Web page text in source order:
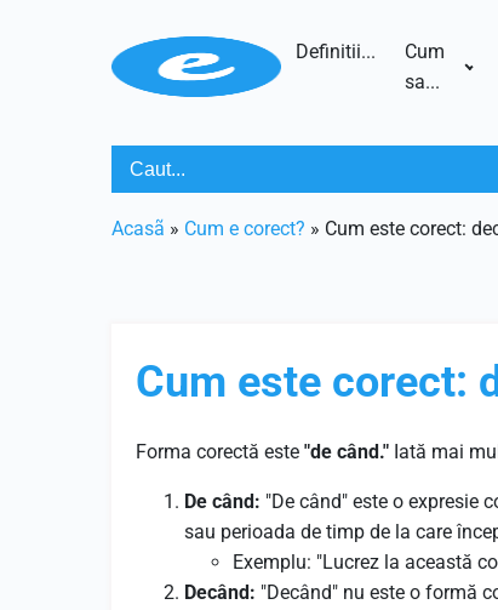
Definitii...
Cum
sa...
Acasã » Cum e corect? » Cum este corect:
Cum este corect:
Forma corectă este "de când." Iată mai
De când: "De când" este o expresie
sau perioada de timp de la care
Exemplu: "Lucrez la această
Decând: "Decând" nu este o formă